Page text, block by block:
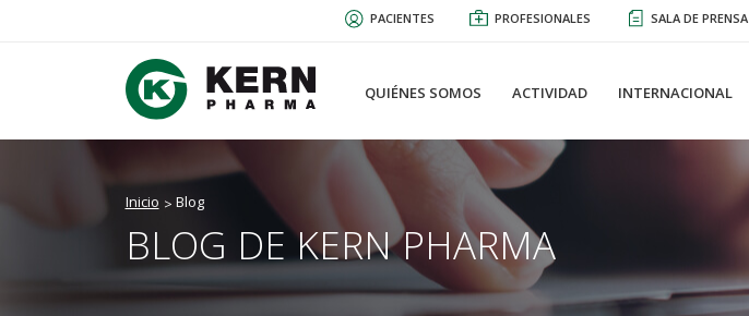
PACIENTES PROFESIONALES SALA DE PRENSA
QUIÉNES SOMOS ACTIVIDAD INTERNACIONAL
Inicio Blog
BLOG DE KERN PHARMA